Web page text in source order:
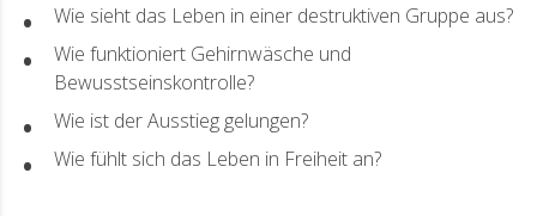
Wie sieht das Leben in einer destruktiven Gruppe aus?
Wie funktioniert Gehirnwäsche und
Bewusstseinskontrolle?
Wie ist der Ausstieg gelungen?
Wie fühlt sich das Leben in Freiheit an?